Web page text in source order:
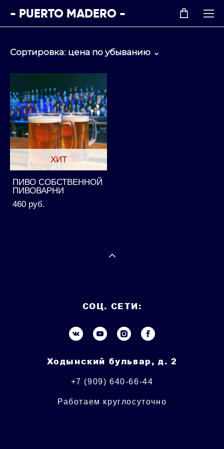
- PUERTO MADERO -
Сортировка: цена по убыванию
ХИТ
ПИВО СОБСТВЕННОЙ
ПИВОВАРНИ
460 pуб.
СОЦ. СЕТИ:
Ходынский бульвар, д. 2
+7 (909) 640-66-44
Работаем круглосуточно